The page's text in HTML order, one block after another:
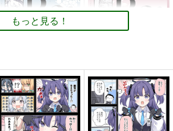
Re:type Serious
壱番地
5,500円（税込）
Re:type Battle
壱番地
6,600円（税込）
もっと見る！